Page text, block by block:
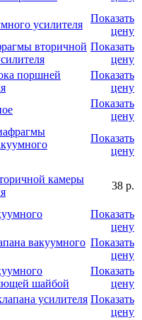
усилителя
Показать
цену
вторичной Показать
цену
поршней
Показать
цену
Показать
цену
Показать
цену
камеры
38 р.
Показать
цену
вакуумного Показать
цену
шайбой
Показать
цену
усилителя Показать
цену